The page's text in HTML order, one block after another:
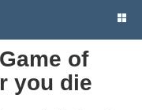
of
you die